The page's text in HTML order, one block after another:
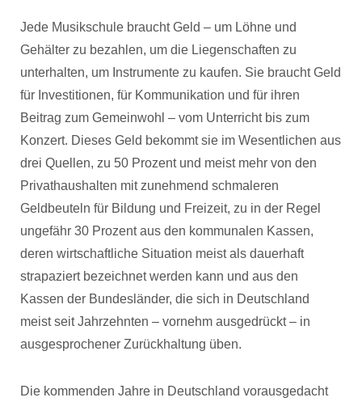
Jede Musikschule braucht Geld – um Löhne und
Gehälter zu bezahlen, um die Liegenschaften zu
unterhalten, um Instrumente zu kaufen. Sie braucht Geld
für Investitionen, für Kommunikation und für ihren
Beitrag zum Gemeinwohl – vom Unterricht bis zum
Konzert. Dieses Geld bekommt sie im Wesentlichen aus
drei Quellen, zu 50 Prozent und meist mehr von den
Privathaushalten mit zunehmend schmaleren
Geldbeuteln für Bildung und Freizeit, zu in der Regel
ungefähr 30 Prozent aus den kommunalen Kassen,
deren wirtschaftliche Situation meist als dauerhaft
strapaziert bezeichnet werden kann und aus den
Kassen der Bundesländer, die sich in Deutschland
meist seit Jahrzehnten – vornehm ausgedrückt – in
ausgesprochener Zurückhaltung üben.
Die kommenden Jahre in Deutschland vorausgedacht